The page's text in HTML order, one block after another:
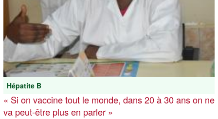
Hépatite B
« Si on vaccine tout le monde, dans 20 à 30 ans on ne
va peut-être plus en parler »